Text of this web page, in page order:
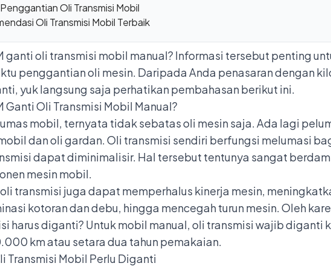
Oli Transmisi Mobil
Oli Transmisi Mobil Terbaik
ganti oli transmisi mobil manual? Informasi tersebut penting
penggantian oli mesin. Daripada Anda penasaran dengan
yuk langsung saja perhatikan pembahasan berikut ini.
Ganti Oli Transmisi Mobil Manual?
mobil, ternyata tidak sebatas oli mesin saja. Ada lagi
dan oli gardan. Oli transmisi sendiri berfungsi melumasi
dapat diminimalisir. Hal tersebut tentunya sangat
mesin mobil.
transmisi juga dapat memperhalus kinerja mesin,
kotoran dan debu, hingga mencegah turun mesin. Oleh
harus diganti? Untuk mobil manual, oli transmisi wajib
km atau setara dua tahun pemakaian.
Transmisi Mobil Perlu Diganti